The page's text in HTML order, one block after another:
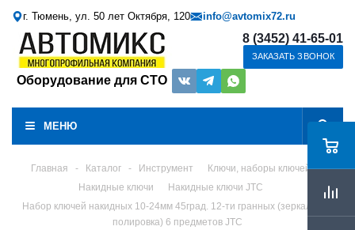
г. Тюмень, ул. 50 лет Октября, 120 info@avtomix72.ru
Оборудование для СТО
8 (3452) 41-65-01
ЗАКАЗАТЬ ЗВОНОК
МЕНЮ
Главная - Каталог - Инструмент
Ключи, наборы ключей
Накидные ключи
Накидные ключи JTC
Набор ключей накидных 10-24мм 45град. 12-ти гранных (зеркальная
полировка) 6 предметов JTC